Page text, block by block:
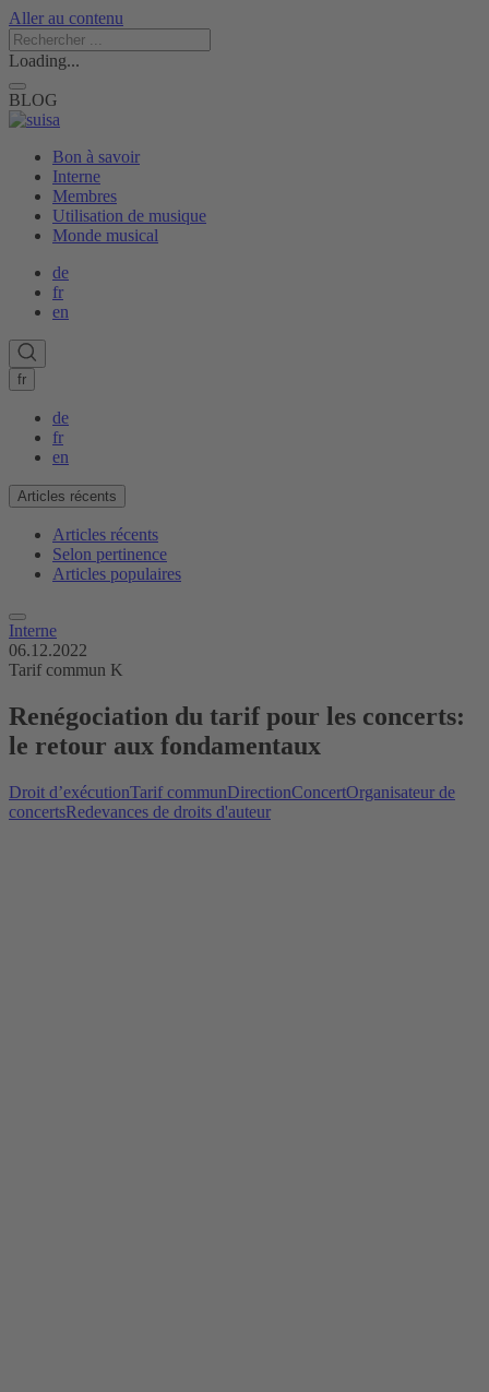
Aller au contenu
Loading...
BLOG
Bon à savoir
Interne
Membres
Utilisation de musique
Monde musical
de
fr
en
fr
de
fr
en
Articles récents
Articles récents
Selon pertinence
Articles populaires
Interne
06.12.2022
Tarif commun K
Renégociation du tarif pour les concerts:
le retour aux fondamentaux
Droit d’exécutionTarif communDirectionConcertOrganisateur de
concertsRedevances de droits d'auteur